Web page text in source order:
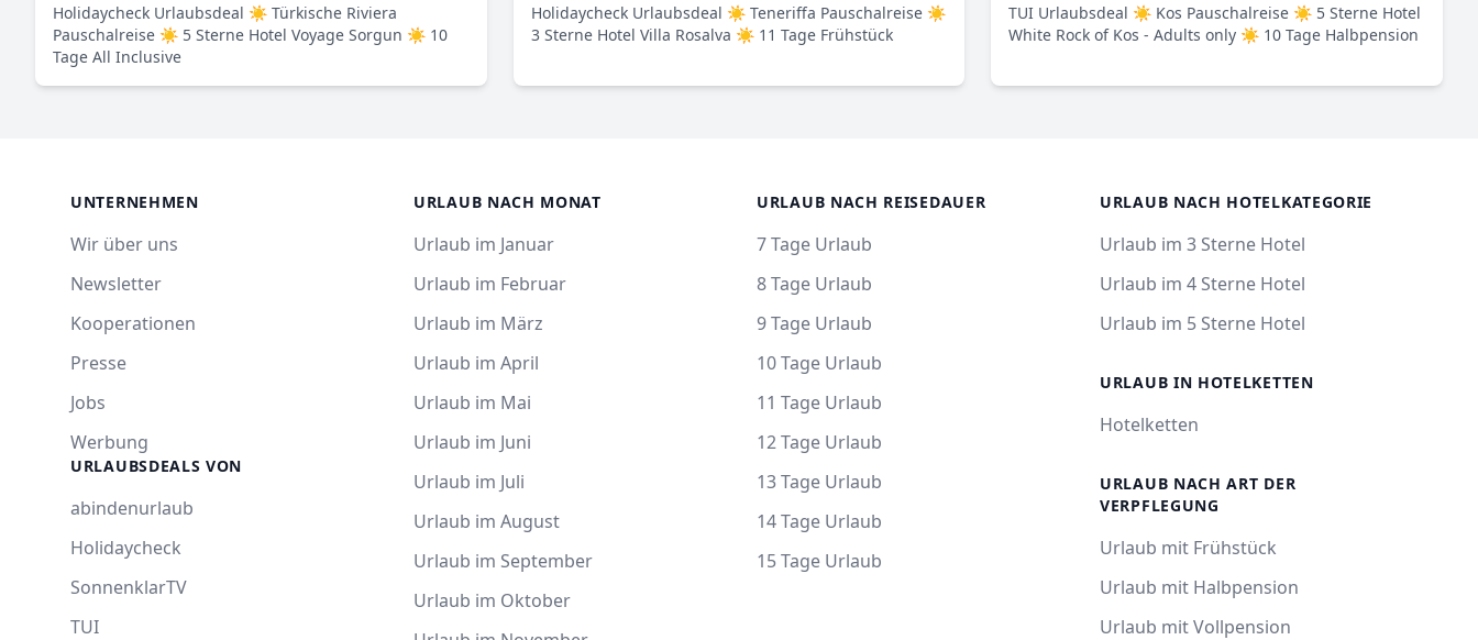
Holidaycheck Urlaubsdeal ☀ Türkische Riviera
Pauschalreise ☀ 5 Sterne Hotel Voyage Sorgun ☀ 10
Tage All Inclusive
Holidaycheck Urlaubsdeal ☀ Teneriffa Pauschalreise ☀
3 Sterne Hotel Villa Rosalva ☀ 11 Tage Frühstück
TUI Urlaubsdeal ☀ Kos Pauschalreise ☀ 5 Sterne Hotel
White Rock of Kos - Adults only ☀ 10 Tage Halbpension
UNTERNEHMEN
Wir über uns
Newsletter
Kooperationen
Presse
Jobs
Werbung
URLAUBSDEALS VON
abindenurlaub
Holidaycheck
SonnenklarTV
TUI
URLAUB NACH MONAT
Urlaub im Januar
Urlaub im Februar
Urlaub im März
Urlaub im April
Urlaub im Mai
Urlaub im Juni
Urlaub im Juli
Urlaub im August
Urlaub im September
Urlaub im Oktober
URLAUB NACH REISEDAUER
7 Tage Urlaub
8 Tage Urlaub
9 Tage Urlaub
10 Tage Urlaub
11 Tage Urlaub
12 Tage Urlaub
13 Tage Urlaub
14 Tage Urlaub
15 Tage Urlaub
URLAUB NACH HOTELKATEGORIE
Urlaub im 3 Sterne Hotel
Urlaub im 4 Sterne Hotel
Urlaub im 5 Sterne Hotel
URLAUB IN HOTELKETTEN
Hotelketten
URLAUB NACH ART DER
VERPFLEGUNG
Urlaub mit Frühstück
Urlaub mit Halbpension
Urlaub mit Vollpension